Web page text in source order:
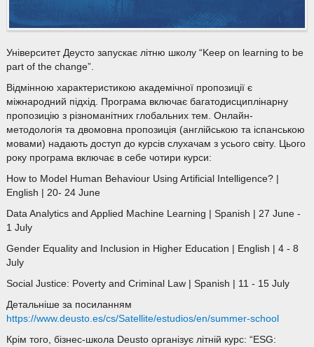
Університет Деусто запускає літню школу “Keep on learning to be
part of the change”.
Відмінною характеристикою академічної пропозиції є
міжнародний підхід. Програма включає багатодисциплінарну
пропозицію з різноманітних глобальних тем. Онлайн-
методологія та двомовна пропозиція (англійською та іспанською
мовами) надають доступ до курсів слухачам з усього світу. Цього
року програма включає в себе чотири курси:
How to Model Human Behaviour Using Artificial Intelligence? |
English | 20- 24 June
Data Analytics and Applied Machine Learning | Spanish | 27 June -
1 July
Gender Equality and Inclusion in Higher Education | English | 4 - 8
July
Social Justice: Poverty and Criminal Law | Spanish | 11 - 15 July
Детальніше за посиланням
https://www.deusto.es/cs/Satellite/estudios/en/summer-school
Крім того, бізнес-школа Deusto організує літній курс: “ESG: